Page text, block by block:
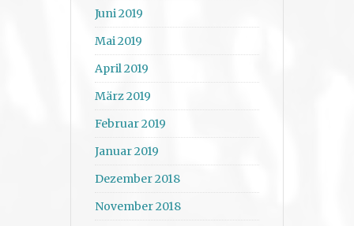
Juni 2019
Mai 2019
April 2019
März 2019
Februar 2019
Januar 2019
Dezember 2018
November 2018